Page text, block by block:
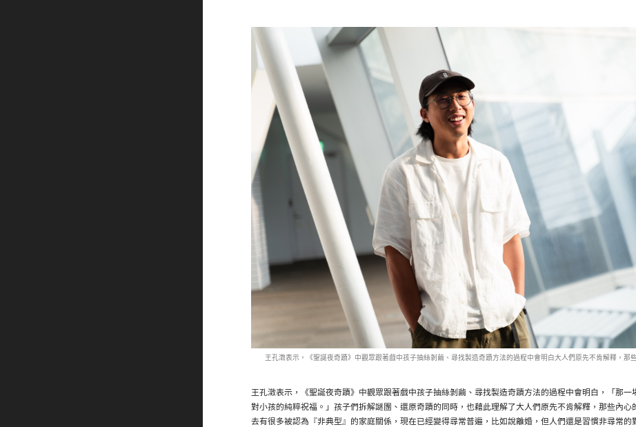
王孔澂表示，《聖誕夜奇蹟》中觀眾跟著戲中孩子抽絲剝繭、尋找製造奇蹟方法的過程中會明白大人們原先不肯解釋，那
王孔澂表示，《聖誕夜奇蹟》中觀眾跟著戲中孩子抽絲剝繭、尋找製造奇蹟方法的過程中會明白，「那一
對小孩的純粹祝福。」孩子們拆解謎團、還原奇蹟的同時，也藉此理解了大人們原先不肯解釋，那些內心
去有很多被認為『非典型』的家庭關係，現在已經變得尋常普遍，比如說離婚，但人們還是習慣非尋常的